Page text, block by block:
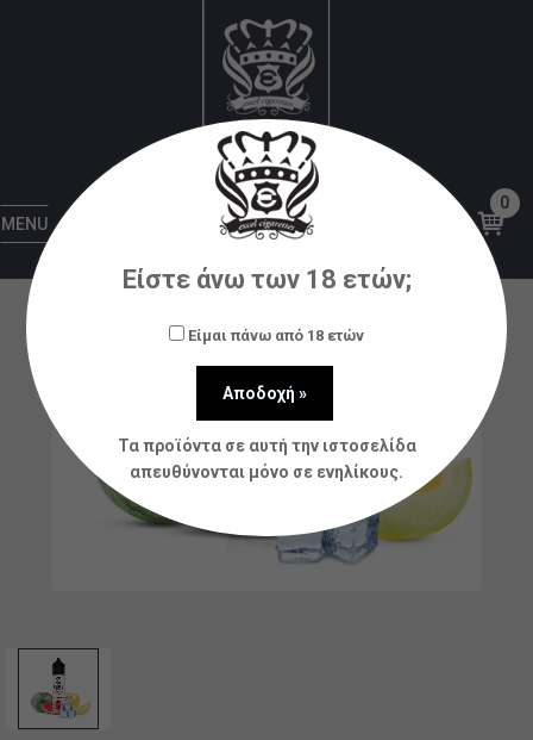
MENU
0
Υγρά αναπλήρωσης (flavorshots)
CõRE by Dinner Lady – Watermleon Chill 60ml
Είστε άνω των 18 ετών;
Είμαι πάνω από 18 ετών
Τα προϊόντα σε αυτή την ιστοσελίδα
απευθύνονται μόνο σε ενηλίκους.